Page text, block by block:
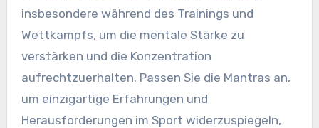
insbesondere während des Trainings und
Wettkampfs, um die mentale Stärke zu
verstärken und die Konzentration
aufrechtzuerhalten. Passen Sie die Mantras an,
um einzigartige Erfahrungen und
Herausforderungen im Sport widerzuspiegeln,